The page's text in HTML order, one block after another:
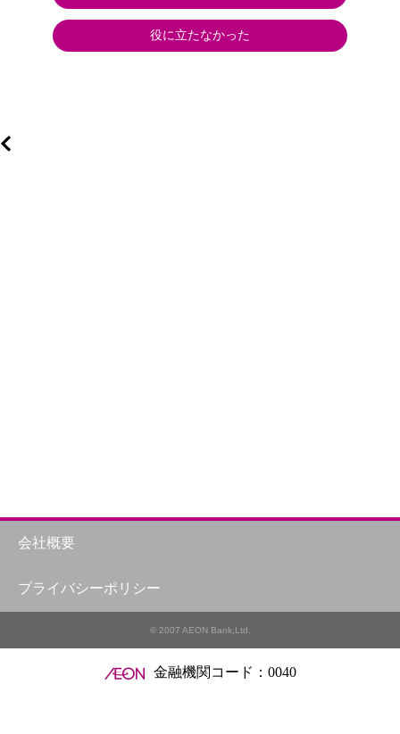
役に立たなかった
会社概要
プライバシーポリシー
© 2007 AEON Bank,Ltd.
金融機関コード：0040